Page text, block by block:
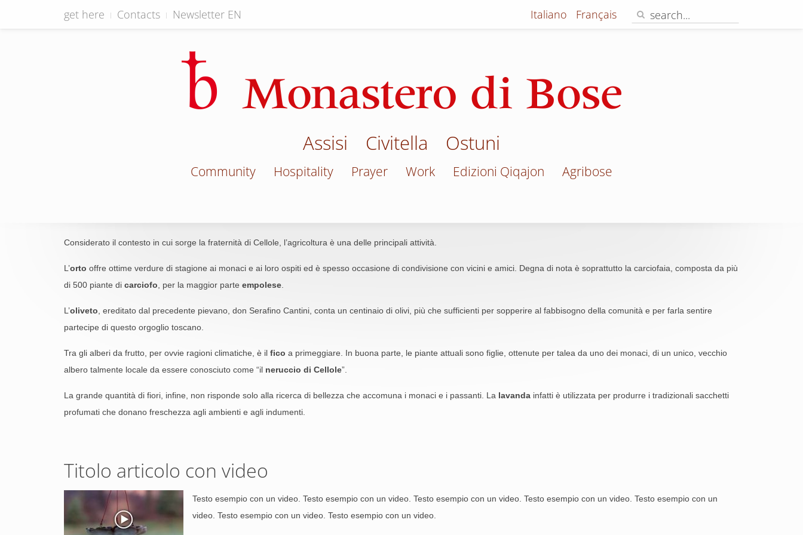
get here Contacts Newsletter EN Italiano Français
Assisi Civitella Ostuni
Community Hospitality Prayer Work Edizioni Qiqajon Agribose
Considerato il contesto in cui sorge la fraternità di Cellole, l’agricoltura è una delle principali attività.
L’orto offre ottime verdure di stagione ai monaci e ai loro ospiti ed è spesso occasione di condivisione con vicini e amici. Degna di nota è soprattutto la carciofaia, composta da più
di 500 piante di carciofo , per la maggior parte empolese
L’oliveto , ereditato dal precedente pievano, don Serafino Cantini, conta un centinaio di olivi, più che sufficienti per sopperire al fabbisogno della comunità e per farla sentire
partecipe di questo orgoglio toscano.
Tra gli alberi da frutto, per ovvie ragioni climatiche, è il fico a primeggiare. In buona parte, le piante attuali sono figlie, ottenute per talea da uno dei monaci, di un unico, vecchio
albero talmente locale da essere conosciuto come “il neruccio di Cellole”.
La grande quantità di fiori, infine, non risponde solo alla ricerca di bellezza che accomuna i monaci e i passanti. La lavanda infatti è utilizzata per produrre i tradizionali sacchetti
profumati che donano freschezza agli ambienti e agli indumenti.
Titolo articolo con video
Testo esempio con un video. Testo esempio con un video. Testo esempio con un video. Testo esempio con un video. Testo esempio con un
video. Testo esempio con un video. Testo esempio con un video.